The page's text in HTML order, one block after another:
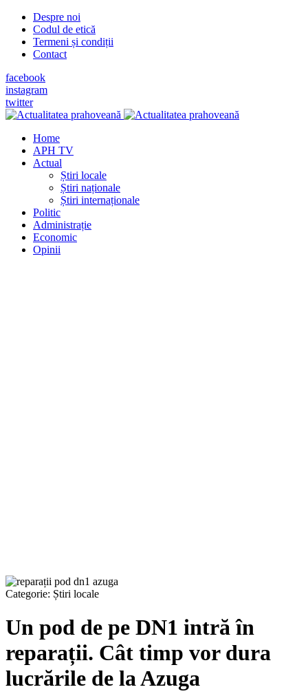
Despre noi
Codul de etică
Termeni și condiții
Contact
facebook
instagram
twitter
Home
APH TV
Actual
Știri locale
Știri naționale
Știri internaționale
Politic
Administrație
Economic
Opinii
Categorie: Știri locale
Un pod de pe DN1 intră în
reparații. Cât timp vor dura
lucrările de la Azuga